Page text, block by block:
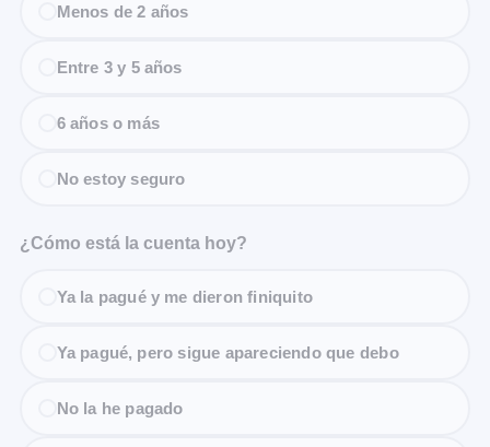
Menos de 2 años
Entre 3 y 5 años
6 años o más
No estoy seguro
¿Cómo está la cuenta hoy?
Ya la pagué y me dieron finiquito
Ya pagué, pero sigue apareciendo que debo
No la he pagado